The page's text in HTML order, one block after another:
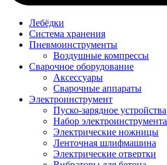
Лебёдки
Система хранения
Пневмоинструменты
Воздушные компрессы
Сварочное оборудование
Аксессуары
Сварочные аппараты
Электроинструмент
Пуско-зарядное устройства
Набор электроинструмента
Электрические ножницы
Ленточная шлифмашина
Электрические отвертки